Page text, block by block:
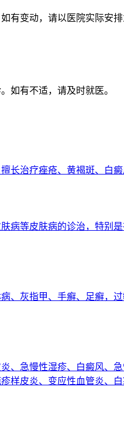
有变动，请以医院实际安排
如有不适，请及时就医。
长治疗痤疮、黄褐斑、白
病等皮肤病的诊治，特别
、灰指甲、手癣、足癣，
、急慢性湿疹、白癜风、
样皮炎、变应性血管炎、